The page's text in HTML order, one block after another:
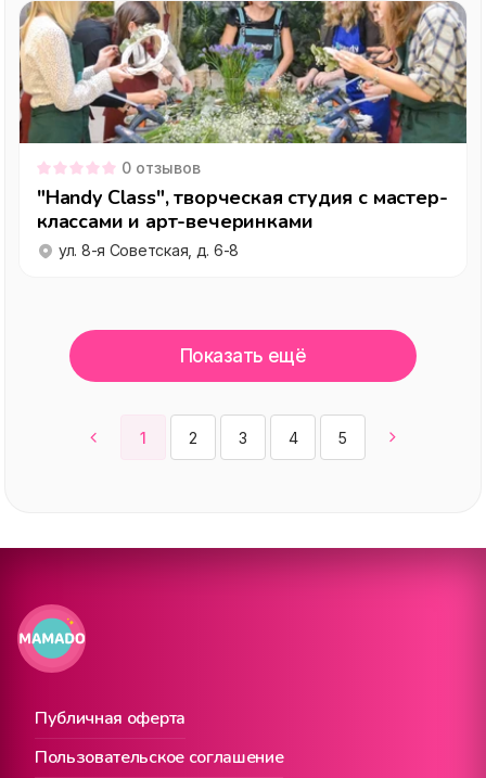
0 отзывов
"Handy Class", творческая студия с мастер-
классами и арт-вечеринками
ул. 8-я Советская, д. 6-8
1 2 3 4 5
Показать ещё
Публичная оферта
Пользовательское соглашение